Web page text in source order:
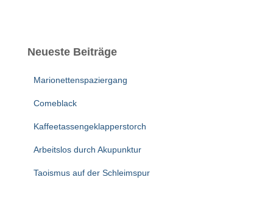
Neueste Beiträge
Marionettenspaziergang
Comeblack
Kaffeetassengeklapperstorch
Arbeitslos durch Akupunktur
Taoismus auf der Schleimspur